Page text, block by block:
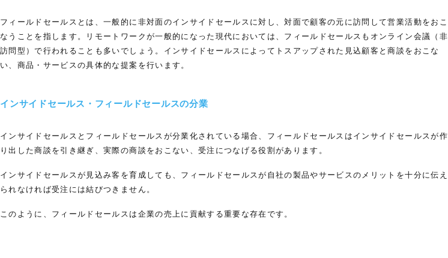
フィールドセールスとは、一般的に非対面のインサイドセールスに対し、対面で顧客の元に訪問して営業活動をおこ
なうことを指します。リモートワークが一般的になった現代においては、フィールドセールスもオンライン会議（非
訪問型）で行われることも多いでしょう。インサイドセールスによってトスアップされた見込顧客と商談をおこな
い、商品・サービスの具体的な提案を行います。
インサイドセールス・フィールドセールスの分業
インサイドセールスとフィールドセールスが分業化されている場合、フィールドセールスはインサイドセールスが作
り出した商談を引き継ぎ、実際の商談をおこない、受注につなげる役割があります。
インサイドセールスが見込み客を育成しても、フィールドセールスが自社の製品やサービスのメリットを十分に伝え
られなければ受注には結びつきません。
このように、フィールドセールスは企業の売上に貢献する重要な存在です。